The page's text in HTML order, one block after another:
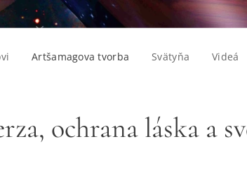
Artšamagova tvorba Svätyňa Videá
ochrana láska a